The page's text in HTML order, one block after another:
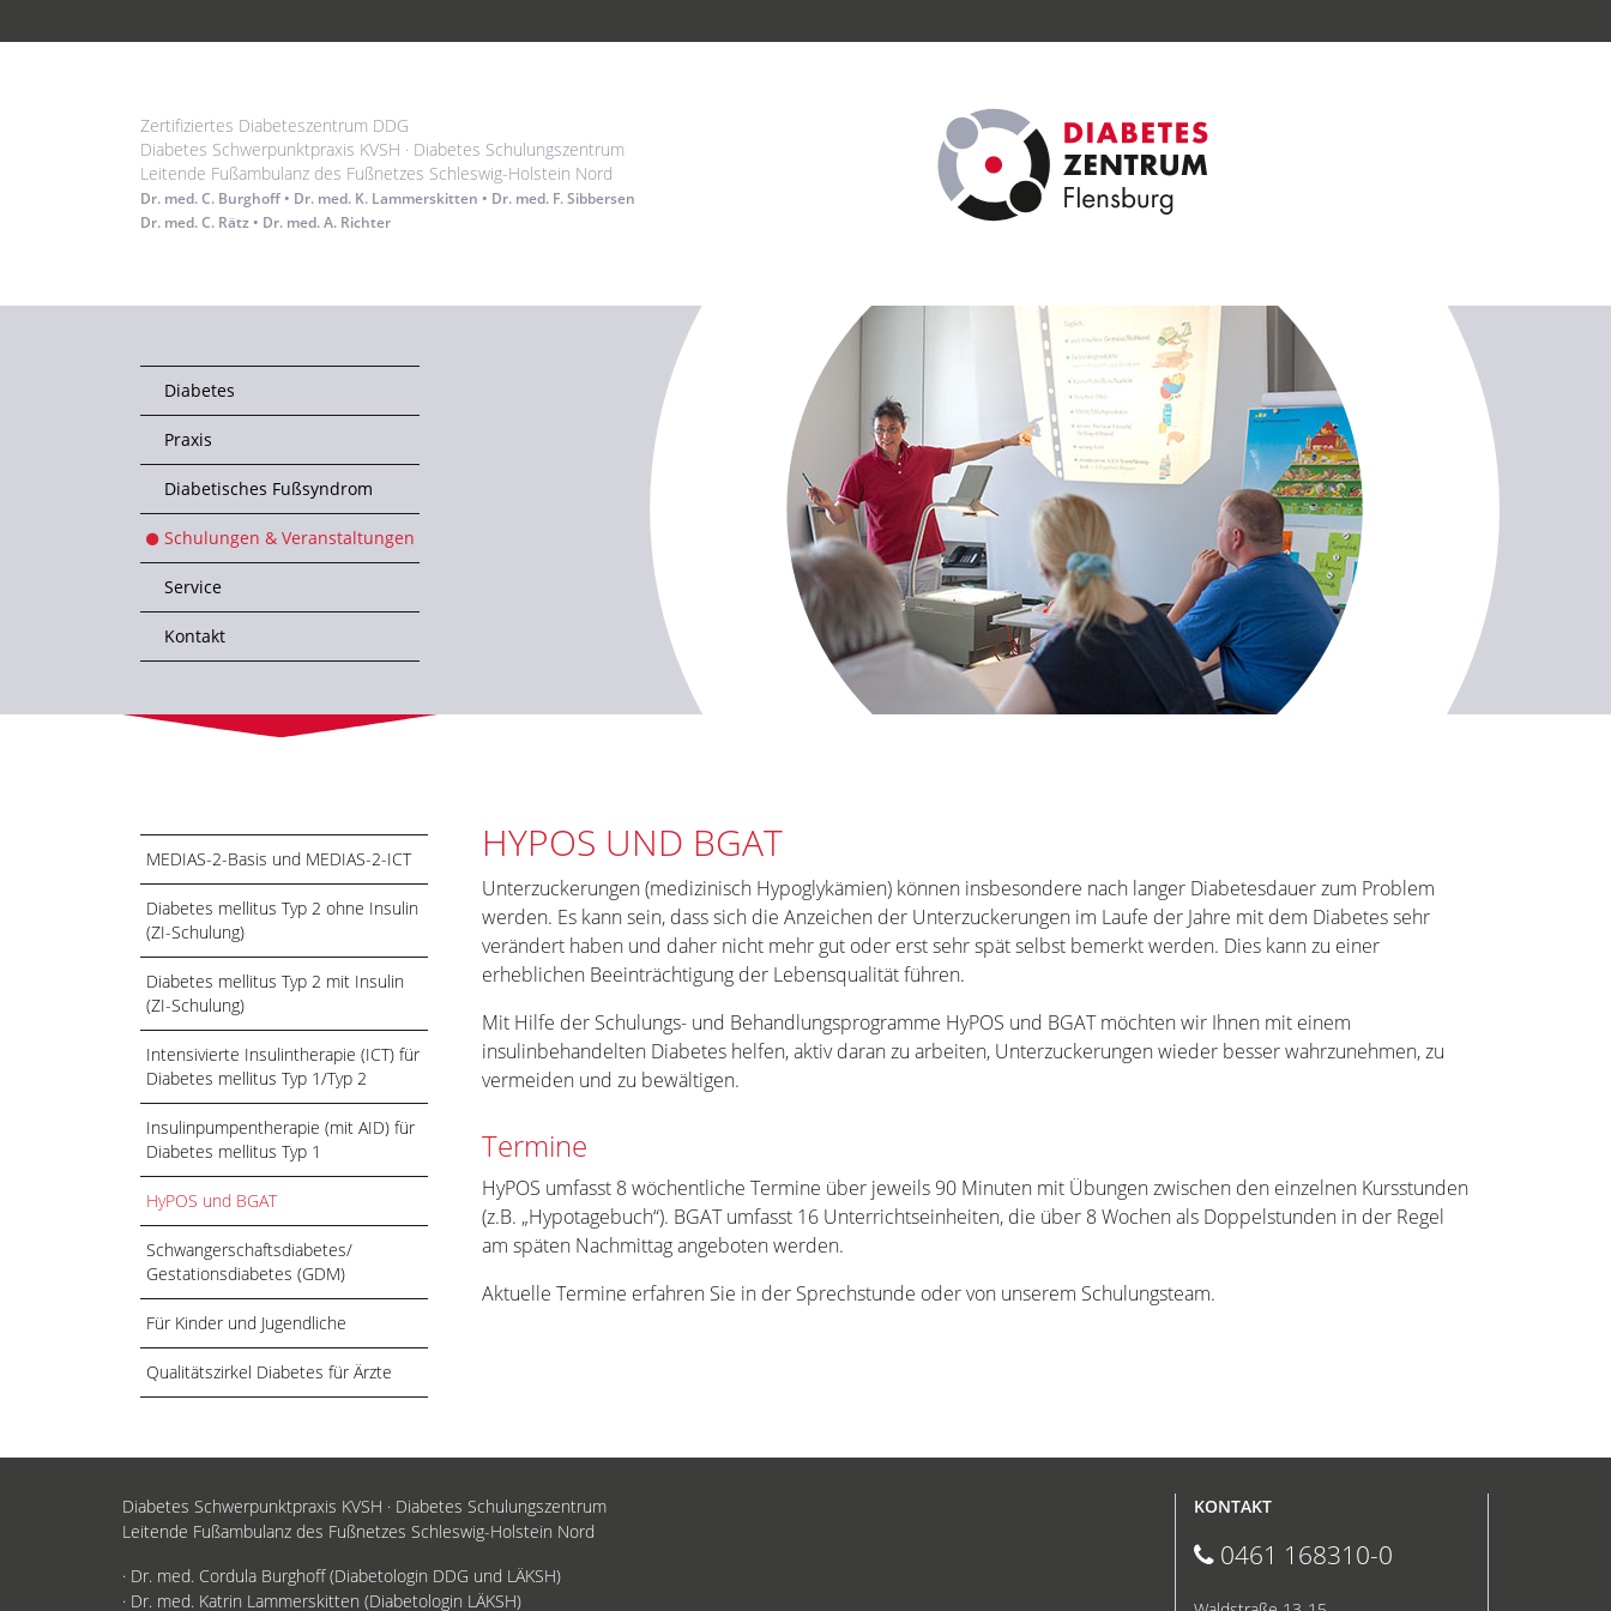
Zertifiziertes Diabeteszentrum DDG
Diabetes Schwerpunktpraxis KVSH · Diabetes Schulungszentrum
Leitende Fußambulanz des Fußnetzes Schleswig-Holstein Nord
Dr. med. C. Burghoff • Dr. med. K. Lammerskitten • Dr. med. F. Sibbersen
Dr. med. C. Rätz • Dr. med. A. Richter
Diabetes
Praxis
Diabetisches Fußsyndrom
Schulungen & Veranstaltungen
Service
Kontakt
MEDIAS-2-Basis und MEDIAS-2-ICT
Diabetes mellitus Typ 2 ohne Insulin
(ZI-Schulung)
Diabetes mellitus Typ 2 mit Insulin
(ZI-Schulung)
Intensivierte Insulintherapie (ICT) für
Diabetes mellitus Typ 1/Typ 2
Insulinpumpentherapie (mit AID) für
Diabetes mellitus Typ 1
HyPOS und BGAT
Schwangerschaftsdiabetes/
Gestationsdiabetes (GDM)
Für Kinder und Jugendliche
Qualitätszirkel Diabetes für Ärzte
HYPOS UND BGAT
Unterzuckerungen (medizinisch Hypoglykämien) können insbesondere nach langer Diabetesdauer zum Problem
werden. Es kann sein, dass sich die Anzeichen der Unterzuckerungen im Laufe der Jahre mit dem Diabetes sehr
verändert haben und daher nicht mehr gut oder erst sehr spät selbst bemerkt werden. Dies kann zu einer
erheblichen Beeinträchtigung der Lebensqualität führen.
Mit Hilfe der Schulungs- und Behandlungsprogramme HyPOS und BGAT möchten wir Ihnen mit einem
insulinbehandelten Diabetes helfen, aktiv daran zu arbeiten, Unterzuckerungen wieder besser wahrzunehmen, zu
vermeiden und zu bewältigen.
Termine
HyPOS umfasst 8 wöchentliche Termine über jeweils 90 Minuten mit Übungen zwischen den einzelnen Kursstunden
(z.B. „Hypotagebuch“). BGAT umfasst 16 Unterrichtseinheiten, die über 8 Wochen als Doppelstunden in der Regel
am späten Nachmittag angeboten werden.
Aktuelle Termine erfahren Sie in der Sprechstunde oder von unserem Schulungsteam.
Diabetes Schwerpunktpraxis KVSH · Diabetes Schulungszentrum
Leitende Fußambulanz des Fußnetzes Schleswig-Holstein Nord
· Dr. med. Cordula Burghoff (Diabetologin DDG und LÄKSH)
· Dr. med. Katrin Lammerskitten (Diabetologin LÄKSH)
KONTAKT
0461 168310-0